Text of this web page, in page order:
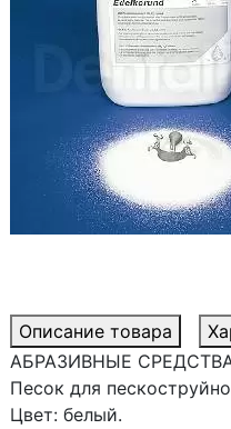
Описание товара
АБРАЗИВНЫЕ СРЕДСТВА
Песок для
Цвет: белый.